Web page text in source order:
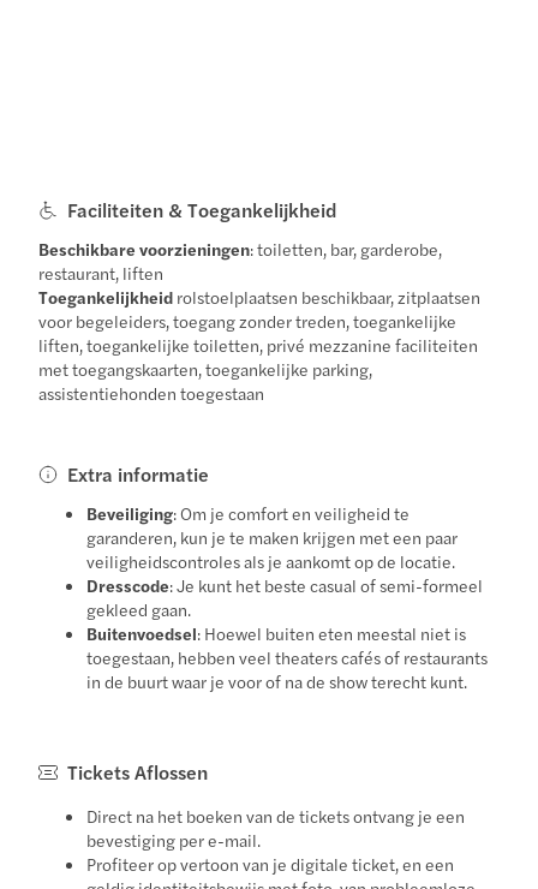
Faciliteiten & Toegankelijkheid
Beschikbare voorzieningen: toiletten, bar, garderobe,
restaurant, liften
Toegankelijkheid rolstoelplaatsen beschikbaar, zitplaatsen
voor begeleiders, toegang zonder treden, toegankelijke
liften, toegankelijke toiletten, privé mezzanine faciliteiten
met toegangskaarten, toegankelijke parking,
assistentiehonden toegestaan
Extra informatie
Beveiliging: Om je comfort en veiligheid te
garanderen, kun je te maken krijgen met een paar
veiligheidscontroles als je aankomt op de locatie.
Dresscode: Je kunt het beste casual of semi-formeel
gekleed gaan.
Buitenvoedsel: Hoewel buiten eten meestal niet is
toegestaan, hebben veel theaters cafés of restaurants
in de buurt waar je voor of na de show terecht kunt.
Tickets Aflossen
Direct na het boeken van de tickets ontvang je een
bevestiging per e-mail.
Profiteer op vertoon van je digitale ticket, en een